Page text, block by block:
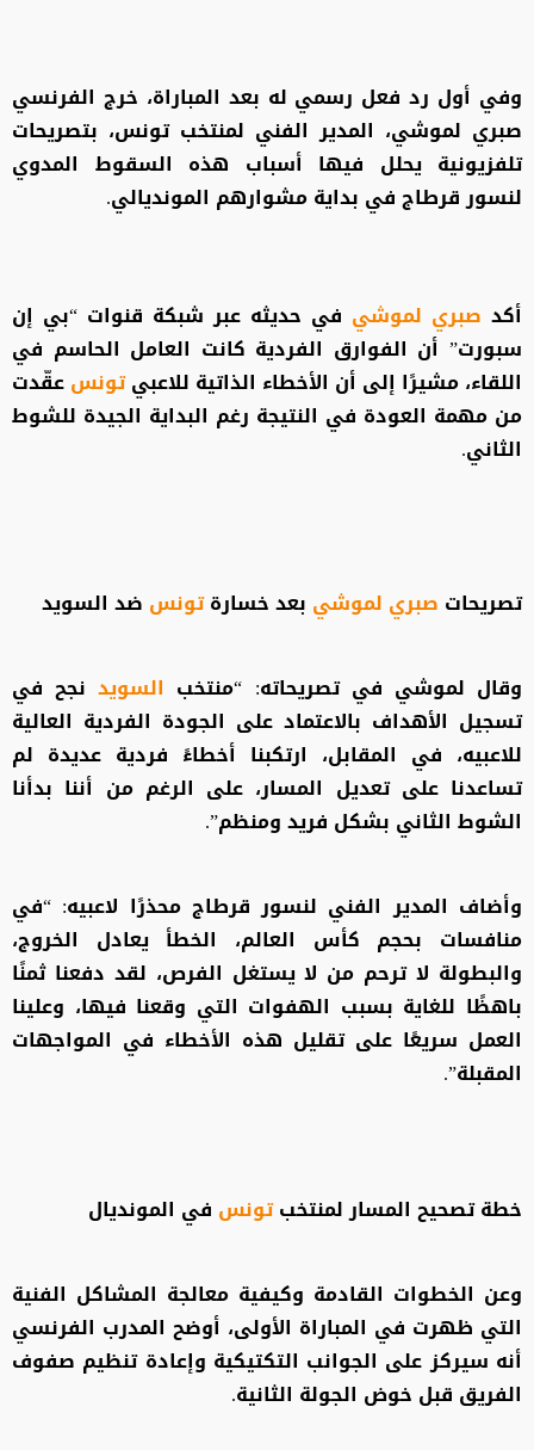
وفي أول رد فعل رسمي له بعد المباراة، خرج الفرنسي
صبري لموشي، المدير الفني لمنتخب تونس، بتصريحات
تلفزيونية يحلل فيها أسباب هذه السقوط المدوي
لنسور قرطاج في بداية مشوارهم المونديالي.
أكد صبري لموشي في حديثه عبر شبكة قنوات “بي إن
سبورت” أن الفوارق الفردية كانت العامل الحاسم في
اللقاء، مشيرًا إلى أن الأخطاء الذاتية للاعبيتونسعقّدت
من مهمة العودة في النتيجة رغم البداية الجيدة للشوط
الثاني.
تصريحات صبري لموشي بعد خسارةتونس ضد السويد
وقال لموشي في تصريحاته: “منتخب السويد نجح في
تسجيل الأهداف بالاعتماد على الجودة الفردية العالية
للاعبيه، في المقابل، ارتكبنا أخطاءً فردية عديدة لم
تساعدنا على تعديل المسار، على الرغم من أننا بدأنا
الشوط الثاني بشكل فريد ومنظم”.
وأضاف المدير الفني لنسور قرطاج محذرًا لاعبيه: “في
منافسات بحجم كأس العالم، الخطأ يعادل الخروج،
والبطولة لا ترحم من لا يستغل الفرص، لقد دفعنا ثمنًا
باهظًا للغاية بسبب الهفوات التي وقعنا فيها، وعلينا
العمل سريعًا على تقليل هذه الأخطاء في المواجهات
المقبلة”.
خطة تصحيح المسار لمنتخبتونس في المونديال
وعن الخطوات القادمة وكيفية معالجة المشاكل الفنية
التي ظهرت في المباراة الأولى، أوضح المدرب الفرنسي
أنه سيركز على الجوانب التكتيكية وإعادة تنظيم صفوف
الفريق قبل خوض الجولة الثانية.